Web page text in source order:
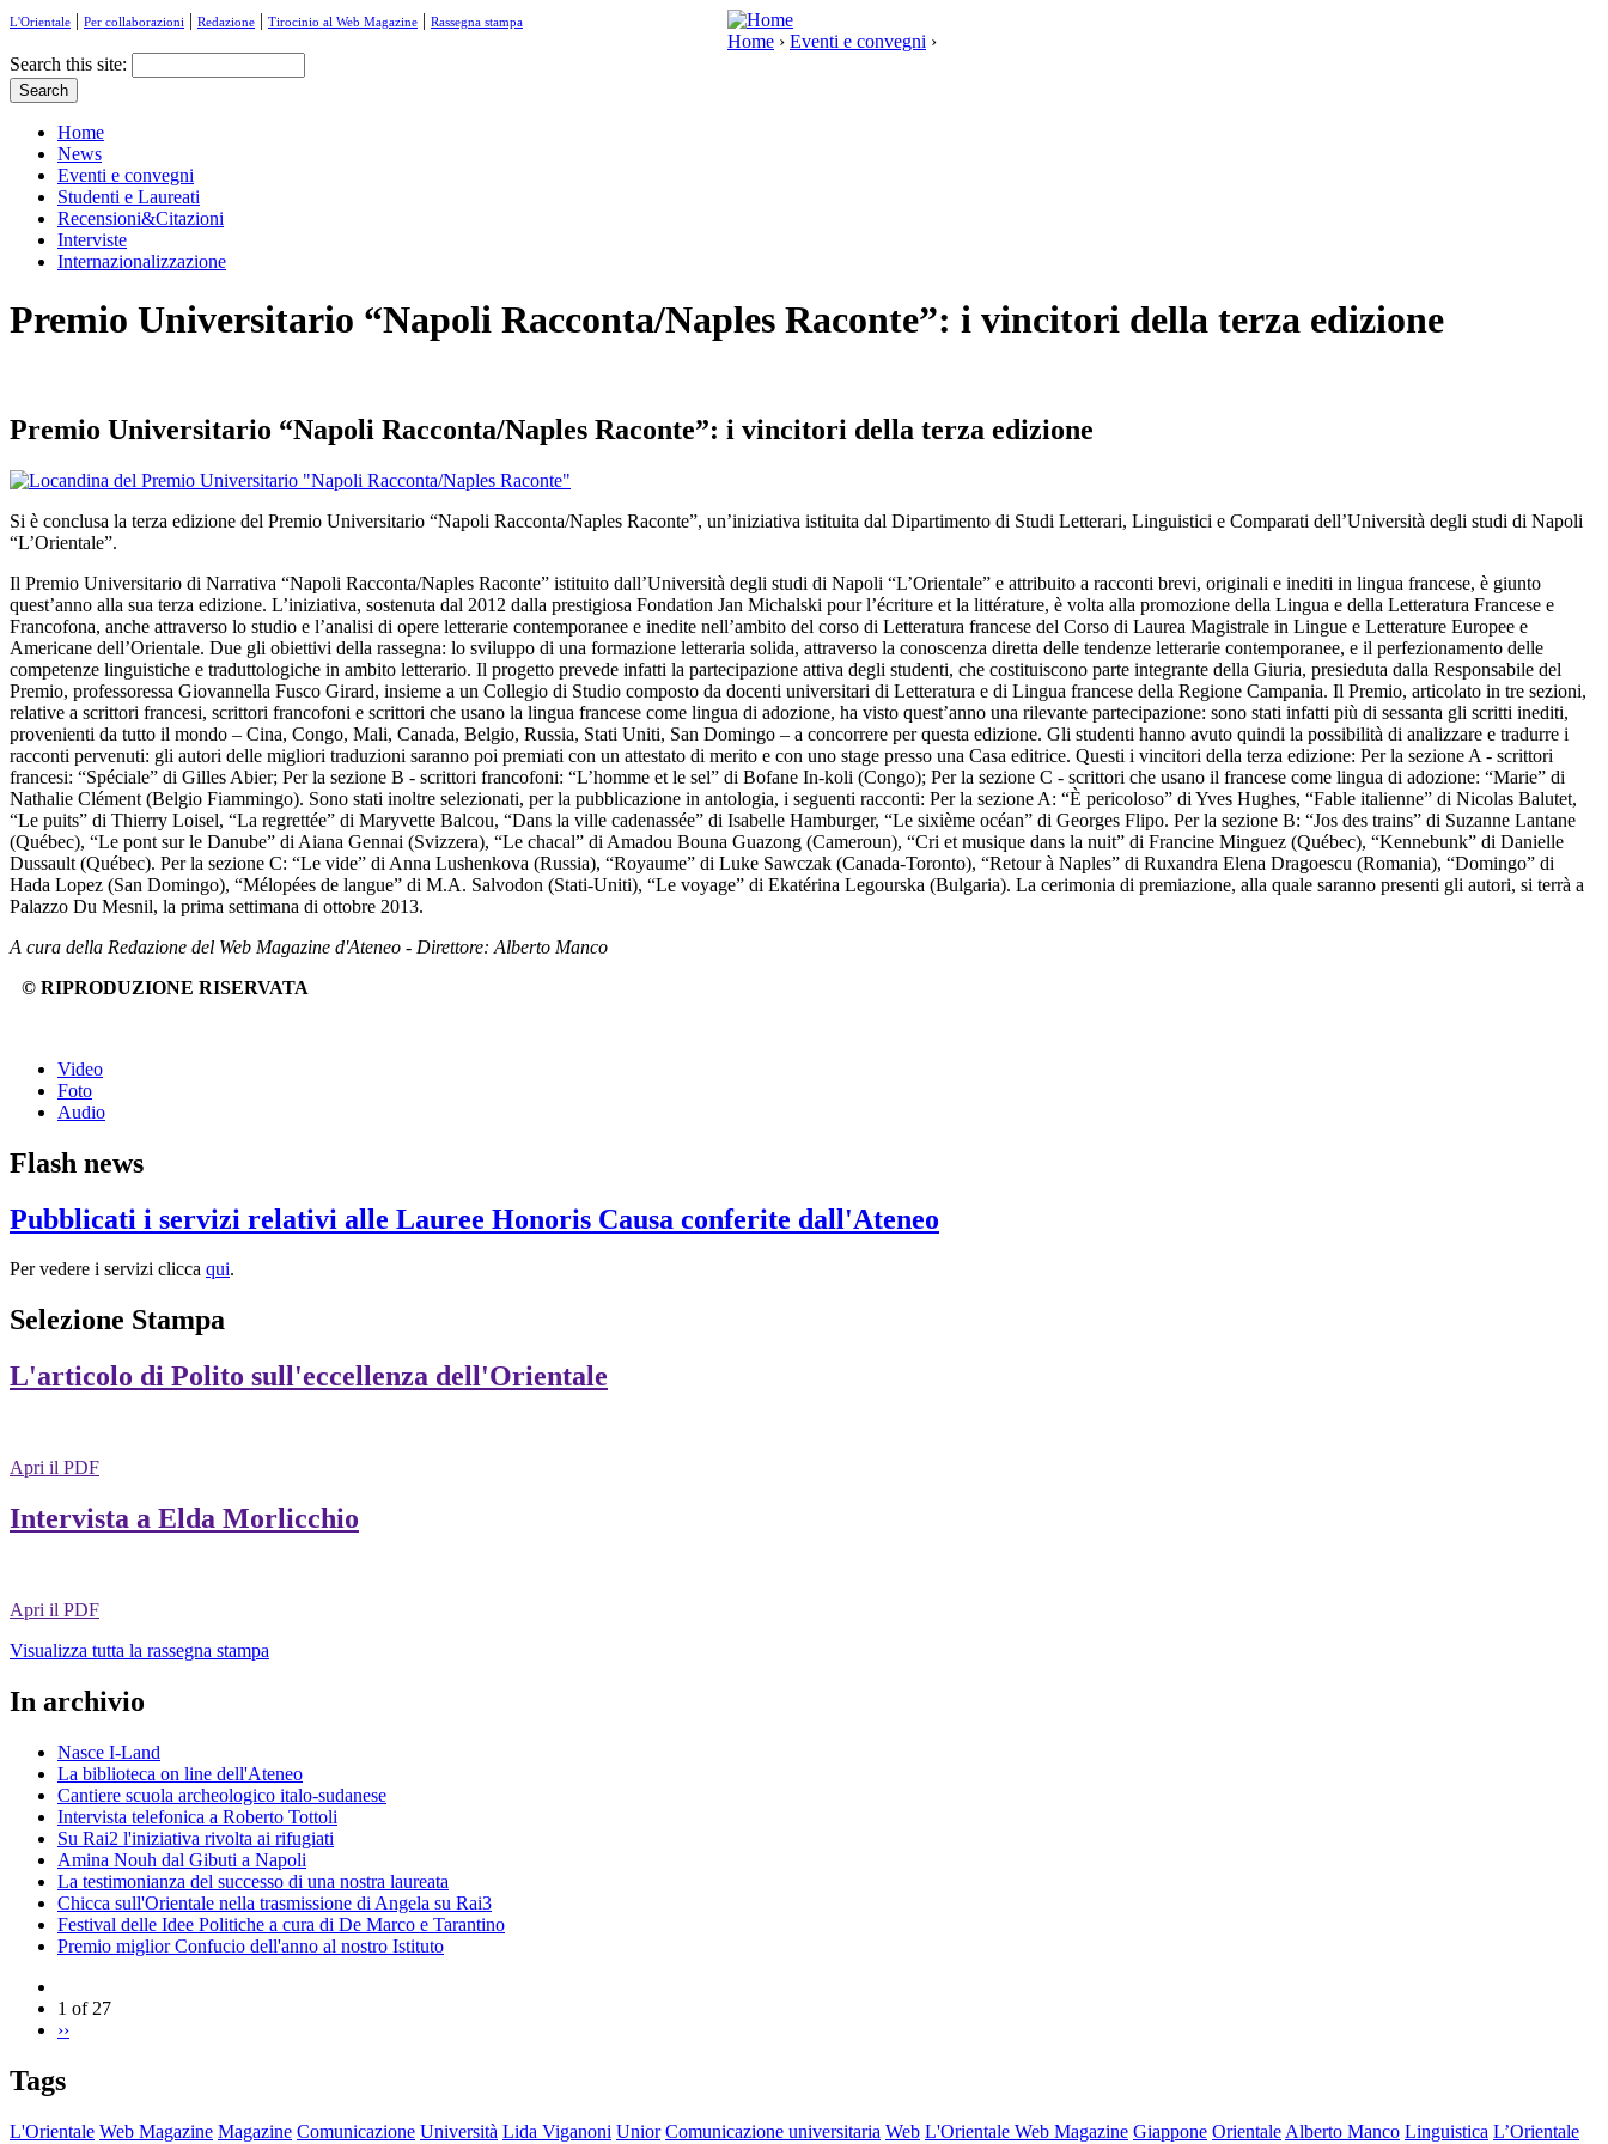
L'Orientale | Per collaborazioni | Redazione | Tirocinio al Web Magazine | Rassegna stampa
Home › Eventi e convegni ›
Search this site:
Home
News
Eventi e convegni
Studenti e Laureati
Recensioni&Citazioni
Interviste
Internazionalizzazione
Premio Universitario “Napoli Racconta/Naples Raconte”: i vincitori della terza edizione
Premio Universitario “Napoli Racconta/Naples Raconte”: i vincitori della terza edizione
Si è conclusa la terza edizione del Premio Universitario “Napoli Racconta/Naples Raconte”, un’iniziativa istituita dal Dipartimento di Studi Letterari, Linguistici e Comparati dell’Università degli studi di Napoli
“L’Orientale”.
Il Premio Universitario di Narrativa “Napoli Racconta/Naples Raconte” istituito dall’Università degli studi di Napoli “L’Orientale” e attribuito a racconti brevi, originali e inediti in lingua francese, è giunto
quest’anno alla sua terza edizione. L’iniziativa, sostenuta dal 2012 dalla prestigiosa Fondation Jan Michalski pour l’écriture et la littérature, è volta alla promozione della Lingua e della Letteratura Francese e
Francofona, anche attraverso lo studio e l’analisi di opere letterarie contemporanee e inedite nell’ambito del corso di Letteratura francese del Corso di Laurea Magistrale in Lingue e Letterature Europee e
Americane dell’Orientale. Due gli obiettivi della rassegna: lo sviluppo di una formazione letteraria solida, attraverso la conoscenza diretta delle tendenze letterarie contemporanee, e il perfezionamento delle
competenze linguistiche e traduttologiche in ambito letterario. Il progetto prevede infatti la partecipazione attiva degli studenti, che costituiscono parte integrante della Giuria, presieduta dalla Responsabile del
Premio, professoressa Giovannella Fusco Girard, insieme a un Collegio di Studio composto da docenti universitari di Letteratura e di Lingua francese della Regione Campania. Il Premio, articolato in tre sezioni,
relative a scrittori francesi, scrittori francofoni e scrittori che usano la lingua francese come lingua di adozione, ha visto quest’anno una rilevante partecipazione: sono stati infatti più di sessanta gli scritti inediti,
provenienti da tutto il mondo – Cina, Congo, Mali, Canada, Belgio, Russia, Stati Uniti, San Domingo – a concorrere per questa edizione. Gli studenti hanno avuto quindi la possibilità di analizzare e tradurre i
racconti pervenuti: gli autori delle migliori traduzioni saranno poi premiati con un attestato di merito e con uno stage presso una Casa editrice. Questi i vincitori della terza edizione: Per la sezione A - scrittori
francesi: “Spéciale” di Gilles Abier; Per la sezione B - scrittori francofoni: “L’homme et le sel” di Bofane In-koli (Congo); Per la sezione C - scrittori che usano il francese come lingua di adozione: “Marie” di
Nathalie Clément (Belgio Fiammingo). Sono stati inoltre selezionati, per la pubblicazione in antologia, i seguenti racconti: Per la sezione A: “È pericoloso” di Yves Hughes, “Fable italienne” di Nicolas Balutet,
“Le puits” di Thierry Loisel, “La regrettée” di Maryvette Balcou, “Dans la ville cadenassée” di Isabelle Hamburger, “Le sixième océan” di Georges Flipo. Per la sezione B: “Jos des trains” di Suzanne Lantane
(Québec), “Le pont sur le Danube” di Aiana Gennai (Svizzera), “Le chacal” di Amadou Bouna Guazong (Cameroun), “Cri et musique dans la nuit” di Francine Minguez (Québec), “Kennebunk” di Danielle
Dussault (Québec). Per la sezione C: “Le vide” di Anna Lushenkova (Russia), “Royaume” di Luke Sawczak (Canada-Toronto), “Retour à Naples” di Ruxandra Elena Dragoescu (Romania), “Domingo” di
Hada Lopez (San Domingo), “Mélopées de langue” di M.A. Salvodon (Stati-Uniti), “Le voyage” di Ekatérina Legourska (Bulgaria). La cerimonia di premiazione, alla quale saranno presenti gli autori, si terrà a
Palazzo Du Mesnil, la prima settimana di ottobre 2013.
A cura della Redazione del Web Magazine d'Ateneo - Direttore: Alberto Manco
© RIPRODUZIONE RISERVATA
Video
Foto
Audio
Flash news
Pubblicati i servizi relativi alle Lauree Honoris Causa conferite dall'Ateneo
Per vedere i servizi clicca qui.
Selezione Stampa
L'articolo di Polito sull'eccellenza dell'Orientale
Apri il PDF
Intervista a Elda Morlicchio
Apri il PDF
Visualizza tutta la rassegna stampa
In archivio
Nasce I-Land
La biblioteca on line dell'Ateneo
Cantiere scuola archeologico italo-sudanese
Intervista telefonica a Roberto Tottoli
Su Rai2 l'iniziativa rivolta ai rifugiati
Amina Nouh dal Gibuti a Napoli
La testimonianza del successo di una nostra laureata
Chicca sull'Orientale nella trasmissione di Angela su Rai3
Festival delle Idee Politiche a cura di De Marco e Tarantino
Premio miglior Confucio dell'anno al nostro Istituto
1 of 27
››
Tags
L'Orientale Web Magazine Magazine Comunicazione Università Lida Viganoni Unior Comunicazione universitaria Web L'Orientale Web Magazine Giappone Orientale Alberto Manco Linguistica L’Orientale